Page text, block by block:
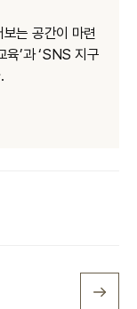
는 공간이 마련
육’과 ‘SNS 지구